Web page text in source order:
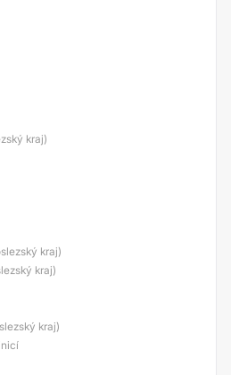
kraj)
kraj)
kraj)
kraj)